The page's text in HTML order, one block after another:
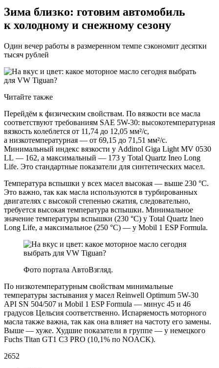
Зима близко: готовим автомобиль
к холодному и снежному сезону
Один вечер работы в размеренном темпе сэкономит десятки
тысяч рублей
Читайте также
Перейдём к физическим свойствам. По вязкости все масла
соответствуют требованиям SAE 5W-30: высокотемпературная
вязкость колеблется от 11,74 до 12,05 мм²/с,
а низкотемпературная — от 69,15 до 71,51 мм²/с.
Минимальный индекс вязкости у Addinol Giga Light MV 0530
LL — 162, а максимальный — 173 у Total Quartz Ineo Long
Life. Это стандартные показатели для синтетических масел.
Температура вспышки у всех масел высокая — выше 230 °C.
Это важно, так как масла используются в турбированных
двигателях с высокой степенью сжатия, следовательно,
требуется высокая температура вспышки. Минимальное
значение температуры вспышки (230 °C) у Total Quartz Ineo
Long Life, а максимальное (250 °C) — у Mobil 1 ESP Formula.
Фото портала АвтоВзгляд.
По низкотемпературным свойствам минимальные
температуры застывания у масел Reinwell Optimum 5W-30
API SN 504/507 и Mobil 1 ESP Formula — минус 45 и 46
градусов Цельсия соответственно. Испаряемость моторного
масла также важна, так как она влияет на частоту его замены.
Выше — хуже. Худшие показатели в группе — у немецкого
Fuchs Titan GT1 C3 PRO (10,1% по NOACK).
2652